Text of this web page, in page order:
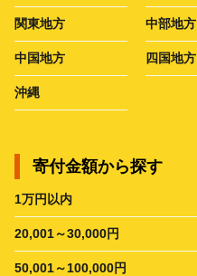
関東地方 中部地方
中国地方 四国地方
沖縄
寄付金額から探す
1万円以内
20,001～30,000円
50,001～100,000円